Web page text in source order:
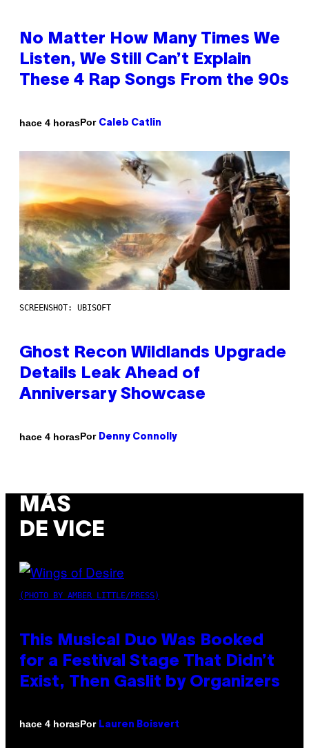
No Matter How Many Times We
Listen, We Still Can’t Explain
These 4 Rap Songs From the 90s
hace 4 horasPor Caleb Catlin
SCREENSHOT: UBISOFT
Ghost Recon Wildlands Upgrade
Details Leak Ahead of
Anniversary Showcase
hace 4 horasPor Denny Connolly
MÁS
DE VICE
(PHOTO BY AMBER LITTLE/PRESS)
This Musical Duo Was Booked
for a Festival Stage That Didn’t
Exist, Then Gaslit by Organizers
hace 4 horasPor Lauren Boisvert